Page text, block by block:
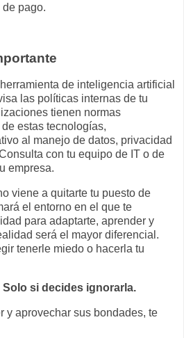
pago.
de inteligencia artificial
las políticas internas de tu
tienen normas
estas tecnologías,
al manejo de datos, privacidad
con tu equipo de IT o de
empresa.
viene a quitarte tu puesto de
el entorno en el que te
para adaptarte, aprender y
será el mayor diferencial.
tenerle miedo o hacerla tu
Solo si decides ignorarla.
y aprovechar sus bondades, te